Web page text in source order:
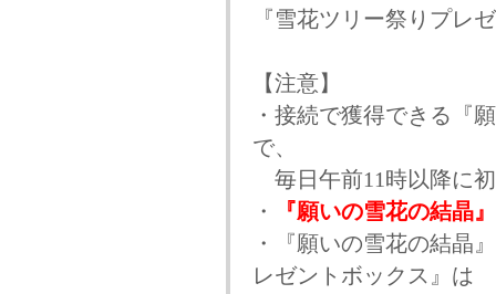
『雪花ツリー祭りプレ
【注意】
・接続で獲得できる『
で、
毎日午前11時以降に
・
『願いの雪花の結晶
・『願いの雪花の結晶
レゼントボックス』は